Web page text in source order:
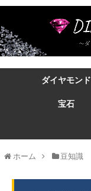
ダイヤモンド
宝石
ホーム 豆知識